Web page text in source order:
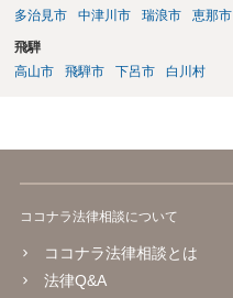
多治見市
中津川市 瑞浪市 恵那市
飛騨
高山市
飛騨市 下呂市 白川村
ココナラ法律相談について
ココナラ法律相談とは
法律Q&A